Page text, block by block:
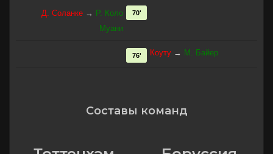
Д. Соланке → Р. Коло
Муани
70'
Коуту → М. Байер
76'
Составы команд